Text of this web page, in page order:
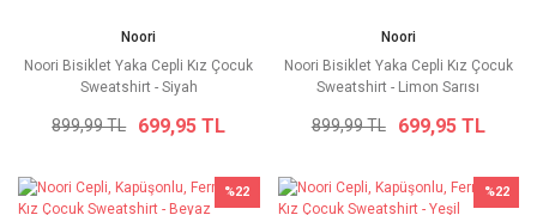
Noori
Noori Bisiklet Yaka Cepli Kız Çocuk
Sweatshirt - Siyah
899,99 TL 699,95 TL
Noori
Noori Bisiklet Yaka Cepli Kız Çocuk
Sweatshirt - Limon Sarısı
899,99 TL 699,95 TL
%22 %22